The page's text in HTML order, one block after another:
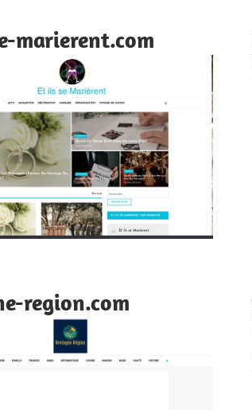
marierent.com
region.com